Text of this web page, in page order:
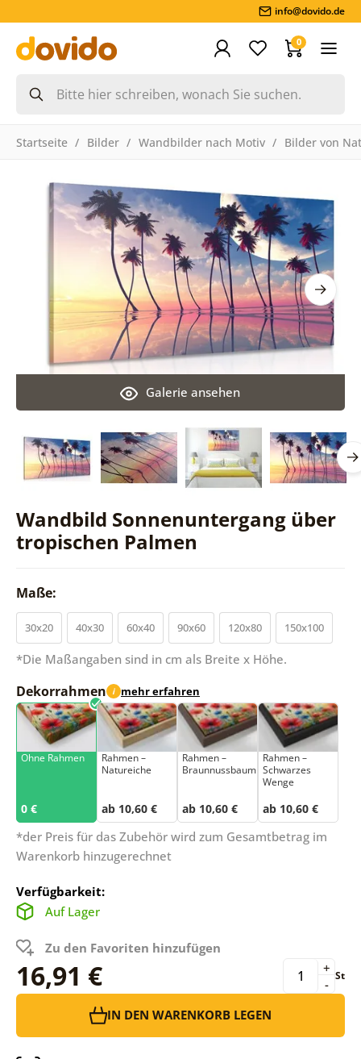
info@dovido.de
0
Startseite Bilder Wandbilder nach Motiv Bilder von
Wandbild Sonnenuntergang über
tropischen Palmen
Galerie ansehen
Maße:
30x20 40x30 60x40 90x60 120x80 150x100
*Die Maßangaben sind in cm als Breite x Höhe.
Dekorrahmen i mehr erfahren
Ohne Rahmen
0 €
Rahmen –
Natureiche
ab 10,60 €
Rahmen –
Braunnussbaum
ab 10,60 €
Rahmen –
Schwarzes
Wenge
ab 10,60 €
*der Preis für das Zubehör wird zum Gesamtbetrag im
Warenkorb hinzugerechnet
Verfügbarkeit:
Auf Lager
Zu den Favoriten hinzufügen
16,91 € -
+ St
IN DEN WARENKORB LEGEN